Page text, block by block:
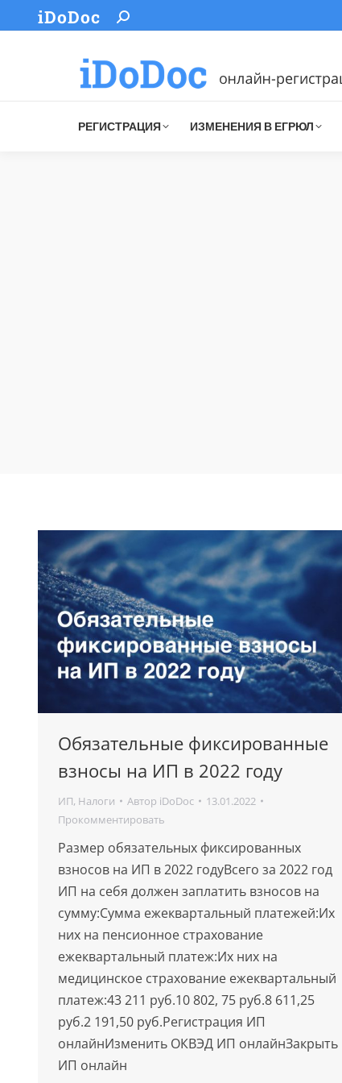
iDoDoc Search:
РЕГИСТРАЦИЯ ИЗМЕНЕНИЯ В ЕГРЮЛ
Обязательные фиксированные
взносы на ИП в 2022 году
ИП, Налоги Автор iDoDoc
13.01.2022
Прокомментировать
Размер обязательных фиксированных
взносов на ИП в 2022 годуВсего за 2022 год
ИП на себя должен заплатить взносов на
сумму:Сумма ежеквартальный платежей:Их
них на пенсионное страхование
ежеквартальный платеж:Их них на
медицинское страхование ежеквартальный
платеж:43 211 руб.10 802, 75 руб.8 611,25
руб.2 191,50 руб.Регистрация ИП
онлайнИзменить ОКВЭД ИП онлайнЗакрыть
ИП онлайн